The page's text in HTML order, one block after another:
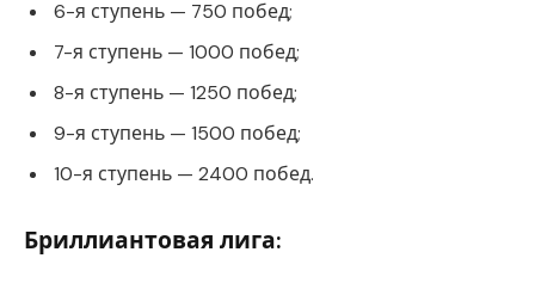
6-я ступень — 750 побед;
7-я ступень — 1000 побед;
8-я ступень — 1250 побед;
9-я ступень — 1500 побед;
10-я ступень — 2400 побед.
Бриллиантовая лига: